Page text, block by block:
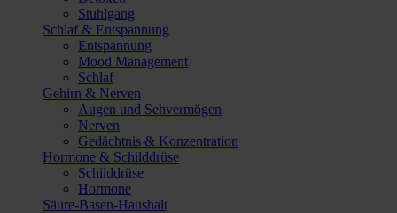
Stuhlgang
Schlaf & Entspannung
Entspannung
Mood Management
Schlaf
Gehirn & Nerven
Augen und Sehvermögen
Nerven
Gedächtnis & Konzentration
Hormone & Schilddrüse
Schilddrüse
Hormone
Säure-Basen-Haushalt